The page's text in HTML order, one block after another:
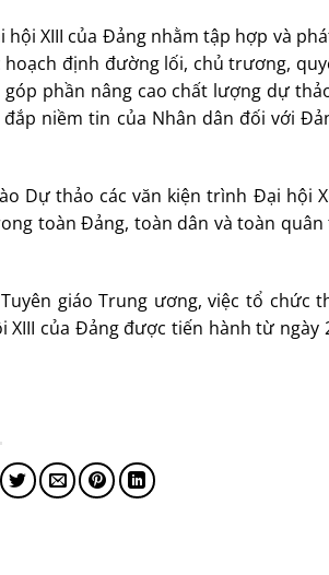
XIII của Đảng nhằm tập hợp và
định đường lối, chủ trương,
phần nâng cao chất lượng dự
niềm tin của Nhân dân đối với
Dự thảo các văn kiện trình Đại hội
toàn Đảng, toàn dân và toàn
giáo Trung ương, việc tổ chức
của Đảng được tiến hành từ ngày